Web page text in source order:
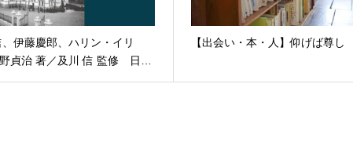
伊藤慶郎、ハリン・イリ
貞治 著／及川 信 監修 日…
【出会い・本・人】仰げば尊し